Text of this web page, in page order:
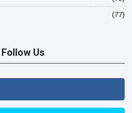
(77)
Follow Us